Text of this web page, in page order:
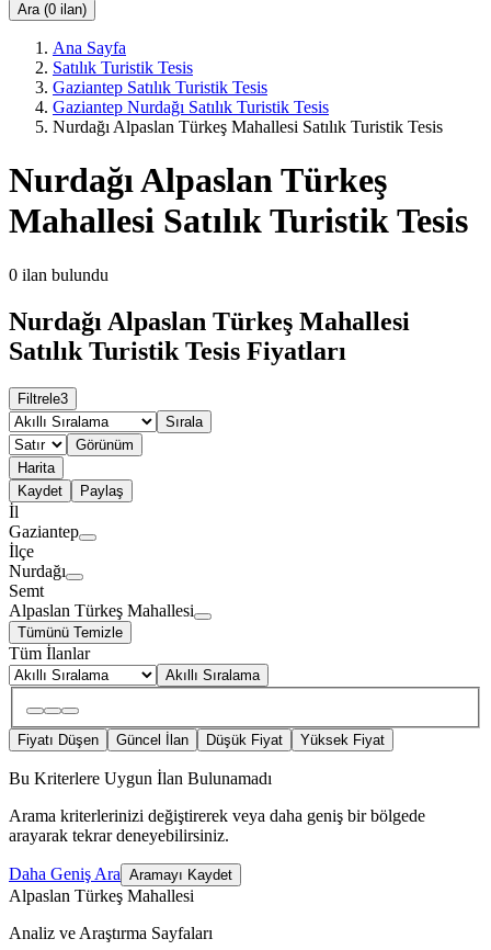
Ara (0 ilan)
Ana Sayfa
Satılık Turistik Tesis
Gaziantep Satılık Turistik Tesis
Gaziantep Nurdağı Satılık Turistik Tesis
Nurdağı Alpaslan Türkeş Mahallesi Satılık Turistik Tesis
Nurdağı Alpaslan Türkeş
Mahallesi Satılık Turistik Tesis
0 ilan bulundu
Nurdağı Alpaslan Türkeş Mahallesi
Satılık Turistik Tesis Fiyatları
Filtrele3
Sırala
Görünüm
Harita
Kaydet
Paylaş
İl
Gaziantep
İlçe
Nurdağı
Semt
Alpaslan Türkeş Mahallesi
Tümünü Temizle
Tüm İlanlar
Akıllı Sıralama
Fiyatı Düşen Güncel İlan Düşük Fiyat Yüksek Fiyat
Bu Kriterlere Uygun İlan Bulunamadı
Arama kriterlerinizi değiştirerek veya daha geniş bir bölgede
arayarak tekrar deneyebilirsiniz.
Daha Geniş Ara Aramayı Kaydet
Alpaslan Türkeş Mahallesi
Analiz ve Araştırma Sayfaları